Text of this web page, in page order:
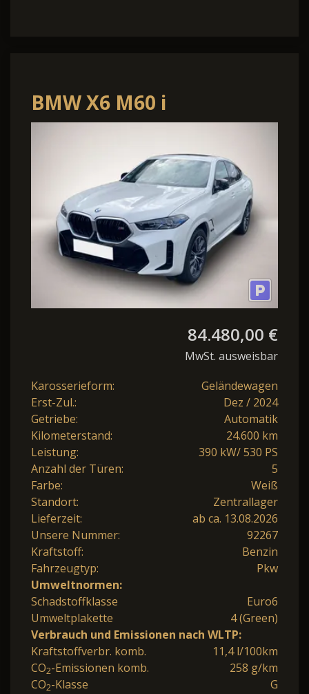
BMW X6 M60 i
xDrive*UPE
84.480,00 €
MwSt. ausweisbar
Karosserieform:
Geländewagen
Erst-Zul.:
Dez / 2024
Getriebe:
Automatik
Kilometerstand:
24.600 km
Leistung:
390 kW/ 530 PS
Anzahl der Türen:
5
Farbe:
Weiß
Standort:
Zentrallager
Lieferzeit:
ab ca. 13.08.2026
Unsere Nummer:
92267
Kraftstoff:
Benzin
Fahrzeugtyp:
Pkw
Umweltnormen:
Schadstoffklasse
Euro6
Umweltplakette
4 (Green)
Verbrauch und Emissionen nach WLTP:
Kraftstoffverbr. komb.
11,4 l/100km
CO2-Emissionen komb.
258 g/km
CO2-Klasse G